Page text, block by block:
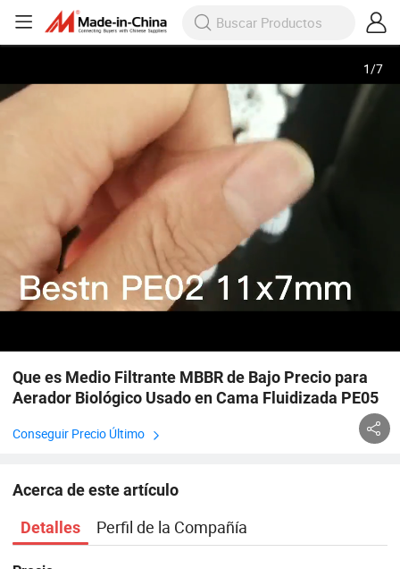
1/7
Que es Medio Filtrante MBBR de Bajo Precio para
Aerador Biológico Usado en Cama Fluidizada PE05
Conseguir Precio Último
Acerca de este artículo
Detalles Perfil de la Compañía